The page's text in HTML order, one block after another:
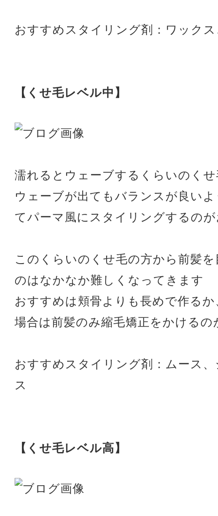
おすすめスタイリング剤：ワック
【くせ毛レベル中】
濡れるとウェーブするくらいのく
ウェーブが出てもバランスが良い
てパーマ風にスタイリングするの
このくらいのくせ毛の方から前髪
のはなかなか難しくなってきます
おすすめは頬骨よりも長めで作る
場合は前髪のみ縮毛矯正をかける
おすすめスタイリング剤：ムース
ス
【くせ毛レベル高】